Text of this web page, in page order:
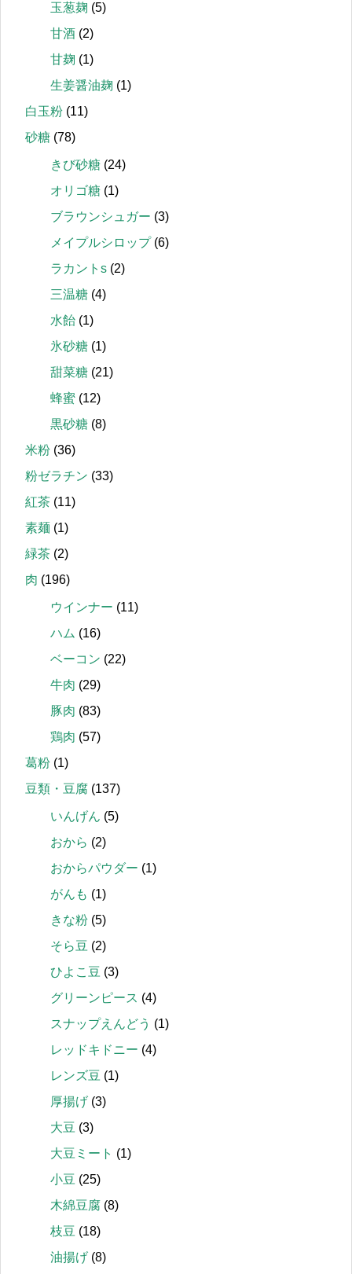
玉葱麹 (5)
甘酒 (2)
甘麹 (1)
生姜醤油麹 (1)
白玉粉 (11)
砂糖 (78)
きび砂糖 (24)
オリゴ糖 (1)
ブラウンシュガー (3)
メイプルシロップ(6)
ラカントs (2)
三温糖 (4)
水飴 (1)
氷砂糖 (1)
甜菜糖 (21)
蜂蜜 (12)
黒砂糖 (8)
米粉 (36)
粉ゼラチン (33)
紅茶 (11)
素麺 (1)
緑茶 (2)
肉 (196)
ウインナー (11)
ハム (16)
ベーコン (22)
牛肉 (29)
豚肉 (83)
鶏肉 (57)
葛粉 (1)
豆類・豆腐 (137)
いんげん (5)
おから (2)
おからパウダー (1)
がんも (1)
きな粉 (5)
そら豆 (2)
ひよこ豆 (3)
グリーンピース (4)
スナップえんどう (1)
レッドキドニー (4)
レンズ豆 (1)
厚揚げ (3)
大豆 (3)
大豆ミート (1)
小豆 (25)
木綿豆腐 (8)
枝豆 (18)
油揚げ (8)